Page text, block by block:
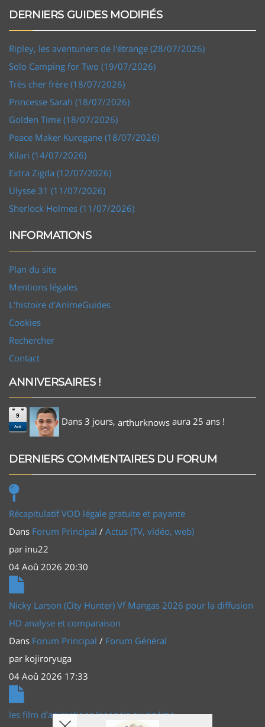
DERNIERS GUIDES MODIFIÉS
Ripley, les aventuriers de l'étrange (28/07/2026)
Solo Camping for Two (19/07/2026)
Très cher frère (18/07/2026)
Princesse Sarah (18/07/2026)
Golden Time (18/07/2026)
Peace Maker Kurogane (18/07/2026)
Kilari (14/07/2026)
Extra Zigda (12/07/2026)
Ulysse 31 (11/07/2026)
Sherlock Holmes (11/07/2026)
INFORMATIONS
Plan du site
Mentions légales
L'histoire d'AnimeGuides
Cookies
Rechercher
Contact
ANNIVERSAIRES !
9
Aoû Dans 3 jours, arthurknows aura 25 ans !
DERNIERS COMMENTAIRES DU FORUM
Récapitulatif VOD légale gratuite et payante
Dans Forum Principal / Actus (TV, vidéo, web)
par inu22
04 Aoû 2026 20:30
Nicky Larson (City Hunter) Vf Mangas 2026 pour la diffusion
HD analyse et comparaison
Dans Forum Principal / Forum Général
par kojiroryuga
04 Aoû 2026 17:33
les film d'animations Japonais au cinéma